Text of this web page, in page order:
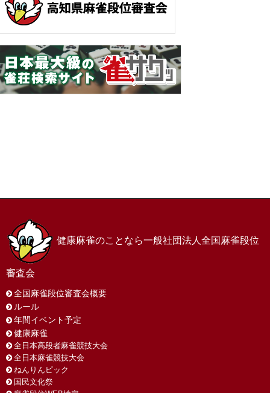
健康麻雀のことなら一般社団法人全国麻雀段位
審査会
全国麻雀段位審査会概要
ルール
年間イベント予定
健康麻雀
全日本高段者麻雀競技大会
全日本麻雀競技大会
ねんりんピック
国民文化祭